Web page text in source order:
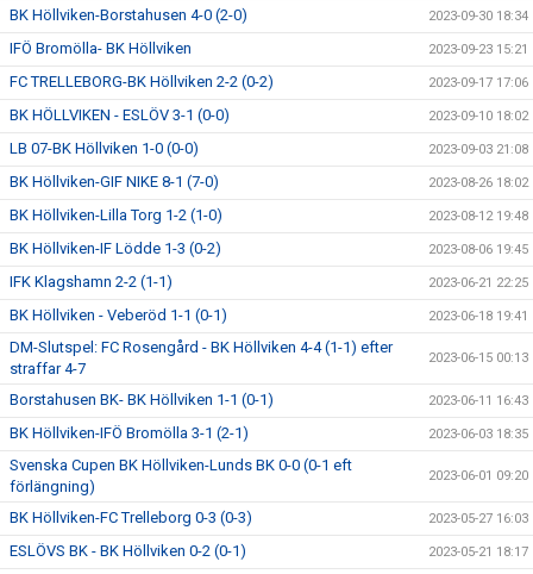
BK Höllviken-Borstahusen 4-0 (2-0) 2023-09-30 18:34
IFÖ Bromölla- BK Höllviken 2023-09-23 15:21
FC TRELLEBORG-BK Höllviken 2-2 (0-2) 2023-09-17 17:06
BK HÖLLVIKEN - ESLÖV 3-1 (0-0) 2023-09-10 18:02
LB 07-BK Höllviken 1-0 (0-0) 2023-09-03 21:08
BK Höllviken-GIF NIKE 8-1 (7-0) 2023-08-26 18:02
BK Höllviken-Lilla Torg 1-2 (1-0) 2023-08-12 19:48
BK Höllviken-IF Lödde 1-3 (0-2) 2023-08-06 19:45
IFK Klagshamn 2-2 (1-1) 2023-06-21 22:25
BK Höllviken - Veberöd 1-1 (0-1) 2023-06-18 19:41
DM-Slutspel: FC Rosengård - BK Höllviken 4-4 (1-1) efter
straffar 4-7
2023-06-15 00:13
Borstahusen BK- BK Höllviken 1-1 (0-1) 2023-06-11 16:43
BK Höllviken-IFÖ Bromölla 3-1 (2-1) 2023-06-03 18:35
Svenska Cupen BK Höllviken-Lunds BK 0-0 (0-1 eft
förlängning)
2023-06-01 09:20
BK Höllviken-FC Trelleborg 0-3 (0-3) 2023-05-27 16:03
ESLÖVS BK - BK Höllviken 0-2 (0-1) 2023-05-21 18:17